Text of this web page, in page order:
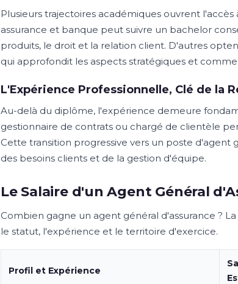
Plusieurs trajectoires académiques ouvrent
assurance et banque peut suivre un bachelor
produits, le droit et la relation client. D'autres
qui approfondit les aspects stratégiques et
L'Expérience Professionnelle, Clé de la
Au-delà du diplôme, l'expérience demeure
gestionnaire de contrats ou chargé de clientèle
Cette transition progressive vers un poste
des besoins clients et de la gestion d'équipe.
Le Salaire d'un Agent Général
Combien gagne un agent général d'assurance ?
le statut, l'expérience et le territoire d'exercice.
Profil et Expérience